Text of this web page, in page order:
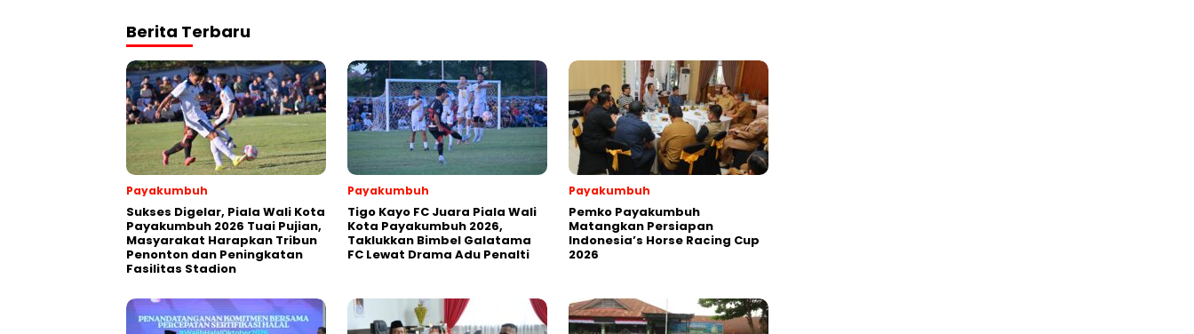
Berita Terbaru
Payakumbuh
Sukses Digelar, Piala Wali Kota
Payakumbuh 2026 Tuai Pujian,
Masyarakat Harapkan Tribun
Penonton dan Peningkatan
Fasilitas Stadion
Payakumbuh
Tigo Kayo FC Juara Piala Wali
Kota Payakumbuh 2026,
Taklukkan Bimbel Galatama
FC Lewat Drama Adu Penalti
Payakumbuh
Pemko Payakumbuh
Matangkan Persiapan
Indonesia’s Horse Racing Cup
2026